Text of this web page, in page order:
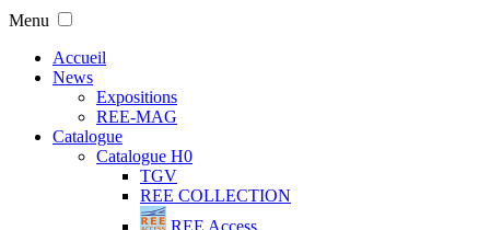
Menu
Accueil
News
Expositions
REE-MAG
Catalogue
Catalogue H0
TGV
REE COLLECTION
REE Access